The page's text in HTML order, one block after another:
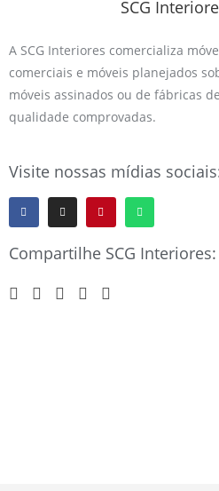
A SCG Interiores comercializa
comerciais e móveis planejados
móveis assinados ou de fábricas
qualidade comprovadas.
Visite nossas mídias
Compartilhe SCG Interiores: